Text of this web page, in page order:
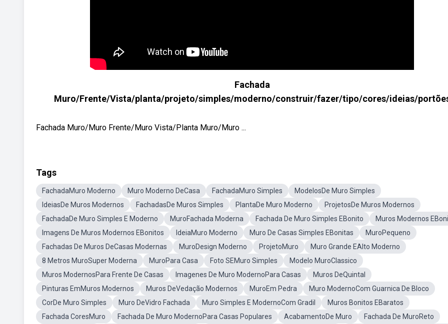
Fachada
Muro/Frente/Vista/planta/projeto/simples/moderno/construir/fazer/tipo/cores/ideias/
Fachada Muro/Muro Frente/Muro Vista/Planta Muro/Muro ...
Tags
FachadaMuro Moderno Muro Moderno DeCasa FachadaMuro Simples
ModelosDe Muro Simples
IdeiasDe Muros Modernos
FachadasDe Muros Simples PlantaDe Muro Moderno
ProjetosDe Muros Modernos
FachadaDe Muro Simples E Moderno
MuroFachada Moderna Fachada De Muro Simples EBonito
Muros Modernos
Imagens De Muros Modernos EBonitos
IdeiaMuro Moderno Muro De Casas Simples EBonitas
MuroPequeno
Fachadas De Muros DeCasas Modernas
MuroDesign Moderno ProjetoMuro
Muro Grande EAlto Moderno
8 Metros MuroSuper Moderna
MuroPara Casa Foto SEMuro Simples
Modelo MuroClassico
Muros ModernosPara Frente De Casas
Imagenes De Muro ModernoPara Casas
Muros DeQuintal
Pinturas EmMuros Modernos
Muros DeVedação Modernos MuroEm Pedra
Muro ModernoCom Guarnica De Bloco
CorDe Muro Simples
Muro DeVidro Fachada Muro Simples E ModernoCom Gradil
Muros Bonitos EBaratos
Fachada CoresMuro
Fachada De Muro ModernoPara Casas Populares AcabamentoDe Muro
Fachada De MuroReto